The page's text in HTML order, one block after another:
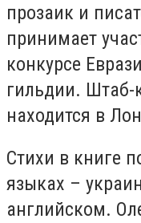
прозаик и
принимает
конкурсе
гильдии. Штаб-
находится в
Стихи в книге
языках –
английском.